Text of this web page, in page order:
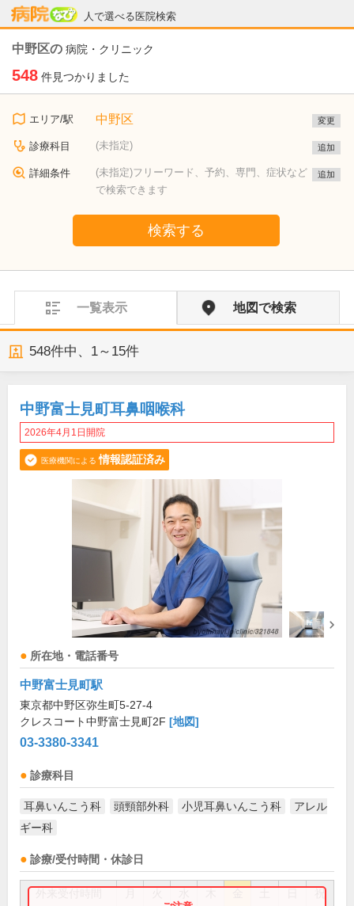
人で選べる医院検索
病院なび
中野区の 病院・クリニック
548 件見つかりました
エリア/駅 中野区 変更
診療科目 (未指定) 追加
詳細条件
(未指定)フリーワード、予約、専門、症状など
で検索できます
追加
検索する
一覧表示 地図で検索
548件中、 1～15件
中野富士見町耳鼻咽喉科
2026年4月1日開院
医療機関による 情報認証済み
所在地・電話番号
中野富士見町駅
東京都中野区弥生町5-27-4
クレスコート中野富士見町2F [地図]
03-3380-3341
診療科目
耳鼻いんこう科 頭頸部外科 小児耳鼻いんこう科
アレル
ギー科
診療/受付時間・休診日
祝